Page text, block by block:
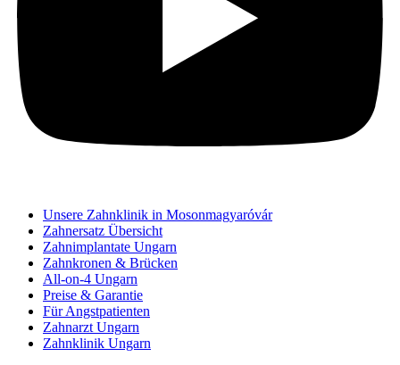
Unsere Zahnklinik in Mosonmagyaróvár
Zahnersatz Übersicht
Zahnimplantate Ungarn
Zahnkronen & Brücken
All-on-4 Ungarn
Preise & Garantie
Für Angstpatienten
Zahnarzt Ungarn
Zahnklinik Ungarn